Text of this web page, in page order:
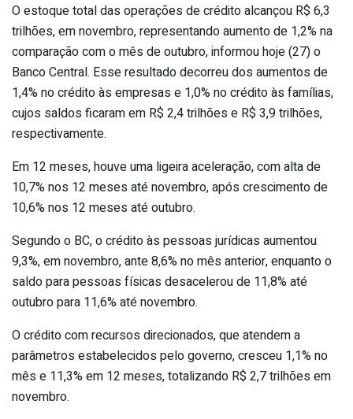
O estoque total das operações de crédito alcançou R$ 6,3
trilhões, em novembro, representando aumento de 1,2% na
comparação com o mês de outubro, informou hoje (27) o
Banco Central. Esse resultado decorreu dos aumentos de
1,4% no crédito às empresas e 1,0% no crédito às famílias,
cujos saldos ficaram em R$ 2,4 trilhões e R$ 3,9 trilhões,
respectivamente.
Em 12 meses, houve uma ligeira aceleração, com alta de
10,7% nos 12 meses até novembro, após crescimento de
10,6% nos 12 meses até outubro.
Segundo o BC, o crédito às pessoas jurídicas aumentou
9,3%, em novembro, ante 8,6% no mês anterior, enquanto o
saldo para pessoas físicas desacelerou de 11,8% até
outubro para 11,6% até novembro.
O crédito com recursos direcionados, que atendem a
parâmetros estabelecidos pelo governo, cresceu 1,1% no
mês e 11,3% em 12 meses, totalizando R$ 2,7 trilhões em
novembro.